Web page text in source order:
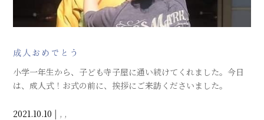
成人おめでとう
2021.10.10 | , ,
小学一年生から、子ども寺子屋に通い続けてくれました。今日
は、成人式！お式の前に、挨拶にご来訪くださいました。